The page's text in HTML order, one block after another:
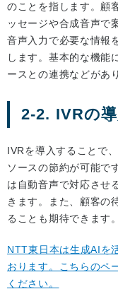
のことを指します。顧
ッセージや合成音声で
音声入力で必要な情報
します。基本的な機能
ースとの連携などがあ
2-2. IVRの
IVRを導入することで
ソースの節約が可能で
は自動音声で対応させ
きます。また、顧客の
ることも期待できます。
NTT東日本は生成AIを
おります。こちらのペ
ください。